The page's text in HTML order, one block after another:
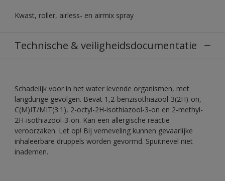
Kwast, roller, airless- en airmix spray
Technische & veiligheidsdocumentatie
Schadelijk voor in het water levende organismen, met
langdurige gevolgen. Bevat 1,2-benzisothiazool-3(2H)-on,
C(M)IT/MIT(3:1), 2-octyl-2H-isothiazool-3-on en 2-methyl-
2H-isothiazool-3-on. Kan een allergische reactie
veroorzaken. Let op! Bij verneveling kunnen gevaarlijke
inhaleerbare druppels worden gevormd. Spuitnevel niet
inademen.